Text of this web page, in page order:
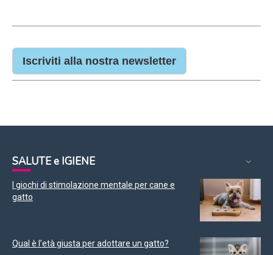
Iscriviti alla nostra newsletter
SALUTE e IGIENE
I giochi di stimolazione mentale per cane e
gatto
Qual è l’età giusta per adottare un gatto?